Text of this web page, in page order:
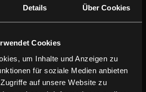
Details Über Cookies
Cookies
um Inhalte und Anzeigen zu
für soziale Medien anbieten
auf unsere Website zu
Thomas Glavinic
Evi Romen
Robert Stadlober, Thomas Stipsits,
Zeller, Stefanie Reinsperger,